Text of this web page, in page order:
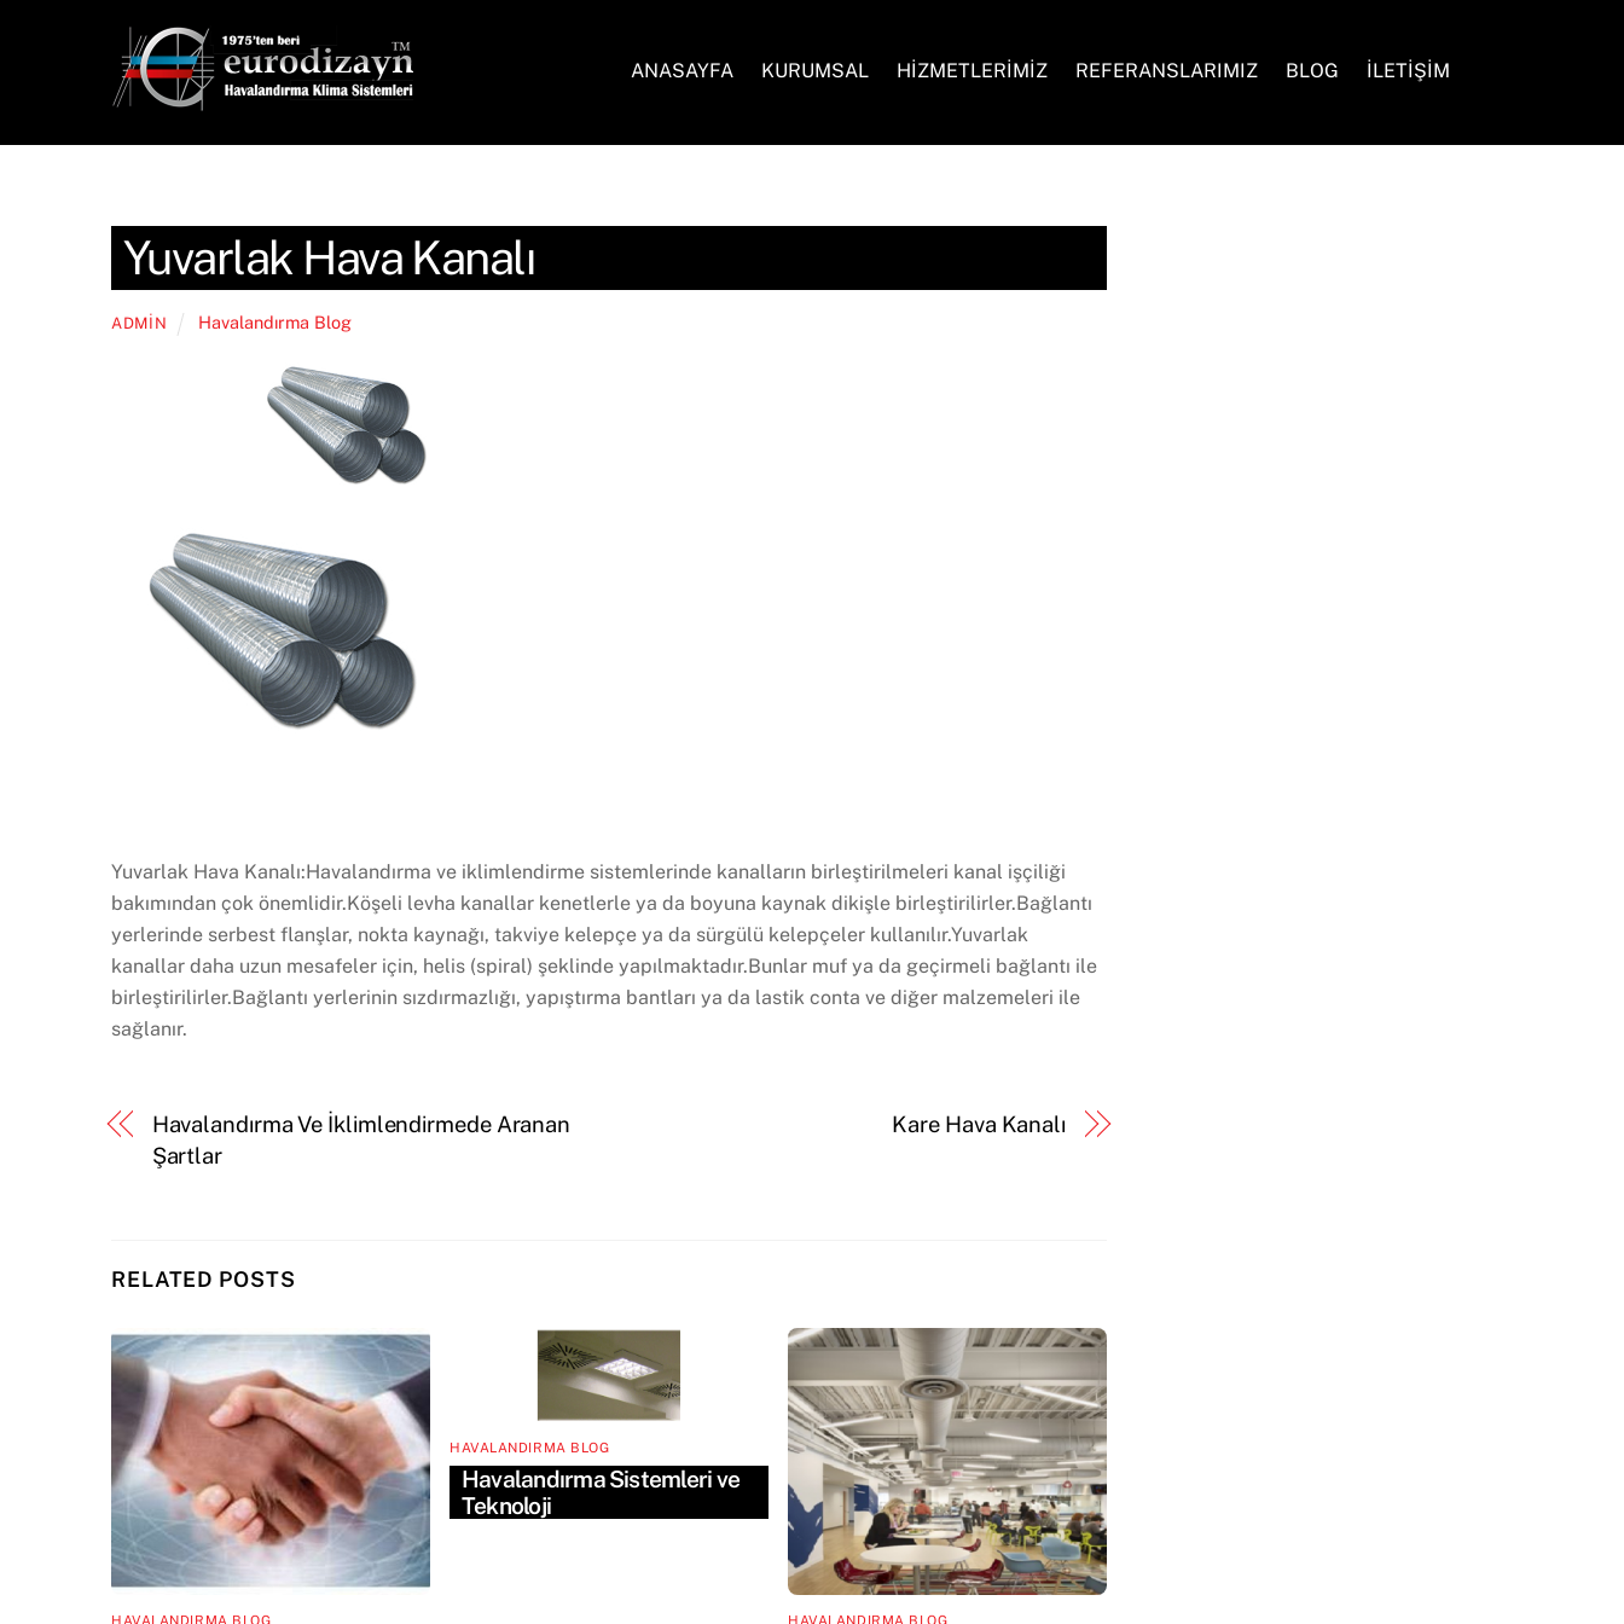
ANASAYFA KURUMSAL HİZMETLERİMİZ REFERANSLARIMIZ BLOG İLETİŞİM
Yuvarlak Hava Kanalı
ADMIN Havalandırma Blog
Yuvarlak Hava Kanalı:Havalandırma ve iklimlendirme sistemlerinde kanalların birleştirilmeleri kanal işçiliği
bakımından çok önemlidir.Köşeli levha kanallar kenetlerle ya da boyuna kaynak dikişle birleştirilirler.Bağlantı
yerlerinde serbest flanşlar, nokta kaynağı, takviye kelepçe ya da sürgülü kelepçeler kullanılır.Yuvarlak
kanallar daha uzun mesafeler için, helis (spiral) şeklinde yapılmaktadır.Bunlar muf ya da geçirmeli bağlantı ile
birleştirilirler.Bağlantı yerlerinin sızdırmazlığı, yapıştırma bantları ya da lastik conta ve diğer malzemeleri ile
sağlanır.
Havalandırma Ve İklimlendirmede Aranan
Şartlar
Kare Hava Kanalı
RELATED POSTS
HAVALANDIRMA BLOG
HAVALANDIRMA BLOG
Havalandırma Sistemleri ve
Teknoloji
HAVALANDIRMA BLOG